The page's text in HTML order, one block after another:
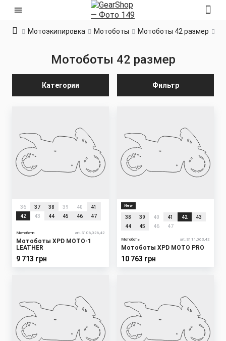
Мотоэкипировка Мотоботы Мотоботы 42 размер
Мотоботы 42 размер
36 37 38 39 40
41
42
43 44 45 46 47
Мотоботи art. S106,026,42
Мотоботы XPD MOTO-1
LEATHER
9 713 грн
New
38 39 40 41 42
43
44
45 46 47
Мотоботы art. S111,063,42
Мотоботы XPD MOTO PRO
10 763 грн
Категории Фильтр